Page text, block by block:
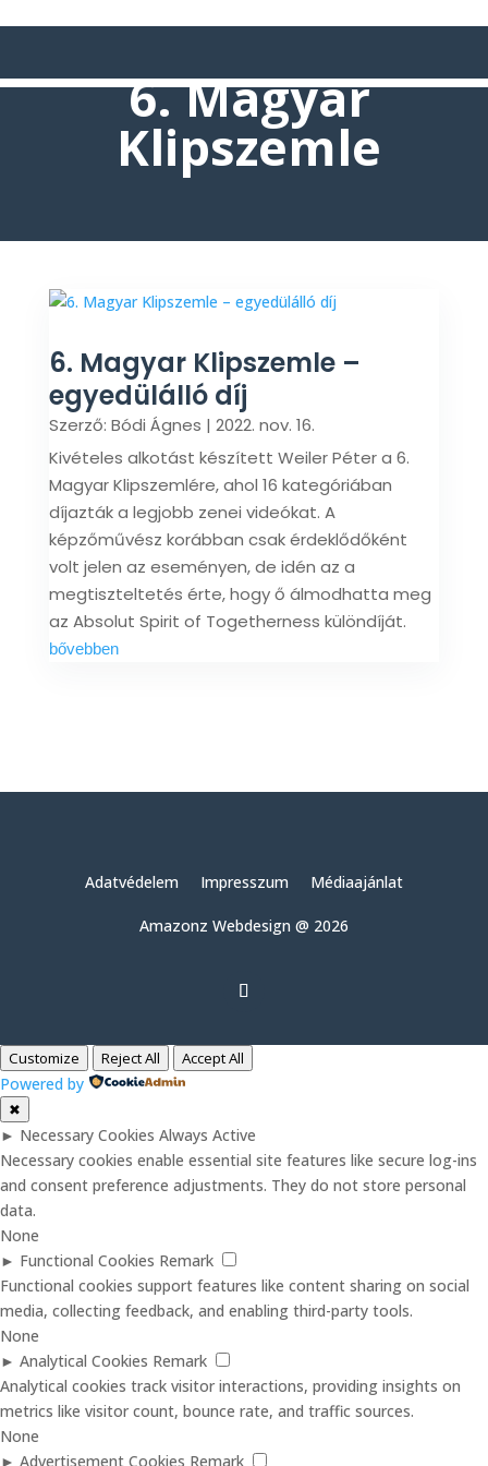
6. Magyar
Klipszemle
6. Magyar Klipszemle –
egyedülálló díj
Szerző: Bódi Ágnes | 2022. nov. 16.
Kivételes alkotást készített Weiler Péter a 6.
Magyar Klipszemlére, ahol 16 kategóriában
díjazták a legjobb zenei videókat. A
képzőművész korábban csak érdeklődőként
volt jelen az eseményen, de idén az a
megtiszteltetés érte, hogy ő álmodhatta meg
az Absolut Spirit of Togetherness különdíját.
bővebben
Adatvédelem Impresszum Médiaajánlat
Amazonz Webdesign @ 2026
Customize Reject All Accept All
Powered by
✖
► Necessary Cookies Always Active
Necessary cookies enable essential site features like secure log-ins
and consent preference adjustments. They do not store personal
data.
None
► Functional Cookies Remark
Functional cookies support features like content sharing on social
media, collecting feedback, and enabling third-party tools.
None
► Analytical Cookies Remark
Analytical cookies track visitor interactions, providing insights on
metrics like visitor count, bounce rate, and traffic sources.
None
► Advertisement Cookies Remark